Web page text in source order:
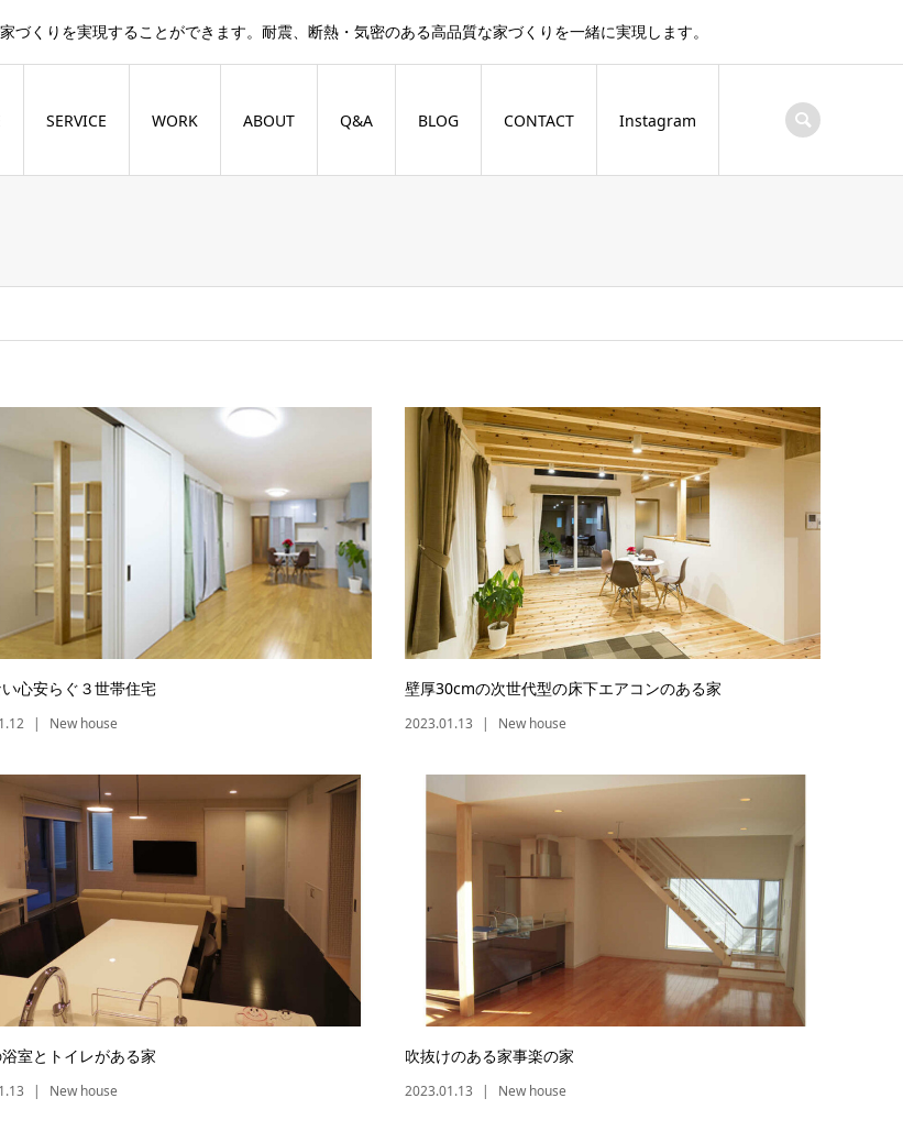
くりを実現することができます。耐震、断熱・気密のある高品質な家づくりを一緒に実現します。
SERVICE WORK ABOUT Q&A BLOG CONTACT Instagram
心安らぐ３世帯住宅
New house
壁厚30cmの次世代型の床下エアコンのある家
2023.01.13 New house
室とトイレがある家
New house
吹抜けのある家事楽の家
2023.01.13 New house